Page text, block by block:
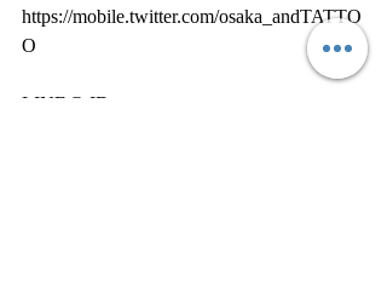
https://mobile.twitter.com/osaka_andTATTO
O
LINE@ ID